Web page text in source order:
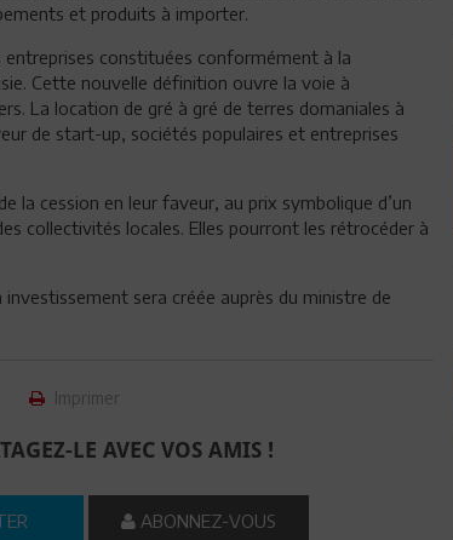
et produits à importer.
entreprises constituées conformément à la
Cette nouvelle définition ouvre la voie à
La location de gré à gré de terres domaniales à
de start-up, sociétés populaires et entreprises
la cession en leur faveur, au prix symbolique d’un
collectivités locales. Elles pourront les rétrocéder à
sera créée auprès du ministre de
Imprimer
LE AVEC VOS AMIS !
ABONNEZ-VOUS